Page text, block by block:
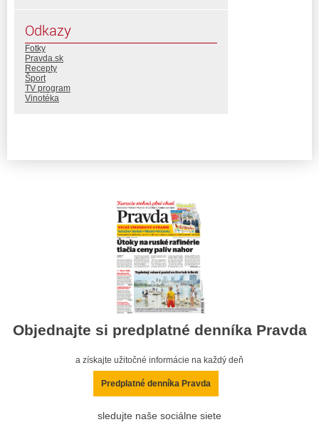
Odkazy
Fotky
Pravda.sk
Recepty
Šport
TV program
Vinotéka
Objednajte si predplatné denníka Pravda
a získajte užitočné informácie na každý deň
Predplatné denníka Pravda
sledujte naše sociálne siete